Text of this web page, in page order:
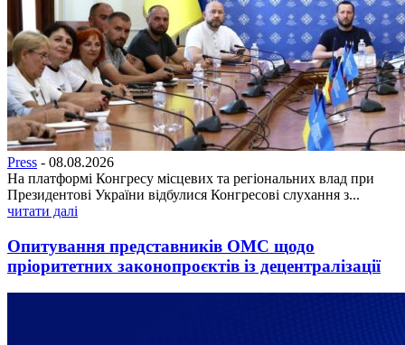
Press - 08.08.2026
На платформі Конгресу місцевих та регіональних влад при
Президентові України відбулися Конгресові слухання з...
читати далі
Опитування представників ОМС щодо
пріоритетних законопроєктів із децентралізації